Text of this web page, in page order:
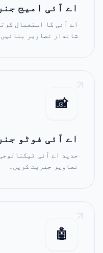
اے آئی امیج
اے آئی کا استعمال
شاندار تصاویر بنائیں۔
📸
اے آئی فوٹو
جدید اے آئی
تصاویر جنریٹ کریں۔
🤖